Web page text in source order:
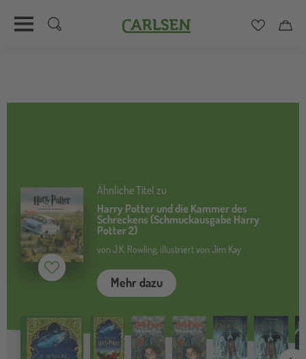
Carlsen
Ähnliche Titel zu
Harry Potter und die Kammer des
Schreckens (Schmuckausgabe Harry
Potter 2)
von J.K. Rowling, illustriert von Jim Kay
Mehr dazu
Merken ( inaktiv)